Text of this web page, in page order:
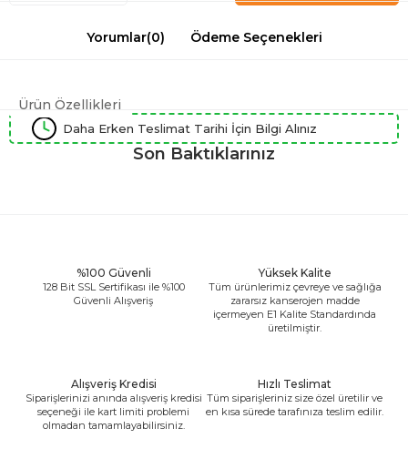
Yorumlar(0) Ödeme Seçenekleri
Ürün Özellikleri
Daha Erken Teslimat Tarihi İçin Bilgi Alınız
Son Baktıklarınız
%100 Güvenli
128 Bit SSL Sertifikası ile %100
Güvenli Alışveriş
Yüksek Kalite
Tüm ürünlerimiz çevreye ve sağlığa
zararsız kanserojen madde
içermeyen E1 Kalite Standardında
üretilmiştir.
Alışveriş Kredisi
Siparişlerinizi anında alışveriş kredisi
seçeneği ile kart limiti problemi
olmadan tamamlayabilirsiniz.
Hızlı Teslimat
Tüm siparişleriniz size özel üretilir ve
en kısa sürede tarafınıza teslim edilir.